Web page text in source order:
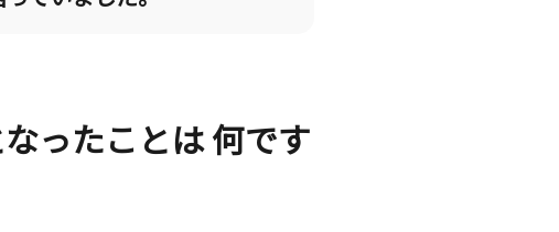
ったことは 何です